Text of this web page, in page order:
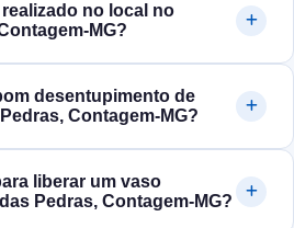
no local no
desentupimento de
Contagem‑MG?
liberar um vaso
Pedras, Contagem‑MG?